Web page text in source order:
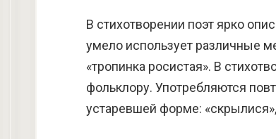
В стихотворении поэт ярко
умело использует различные
«тропинка росистая». В
фольклору. Употребляются
устаревшей форме: